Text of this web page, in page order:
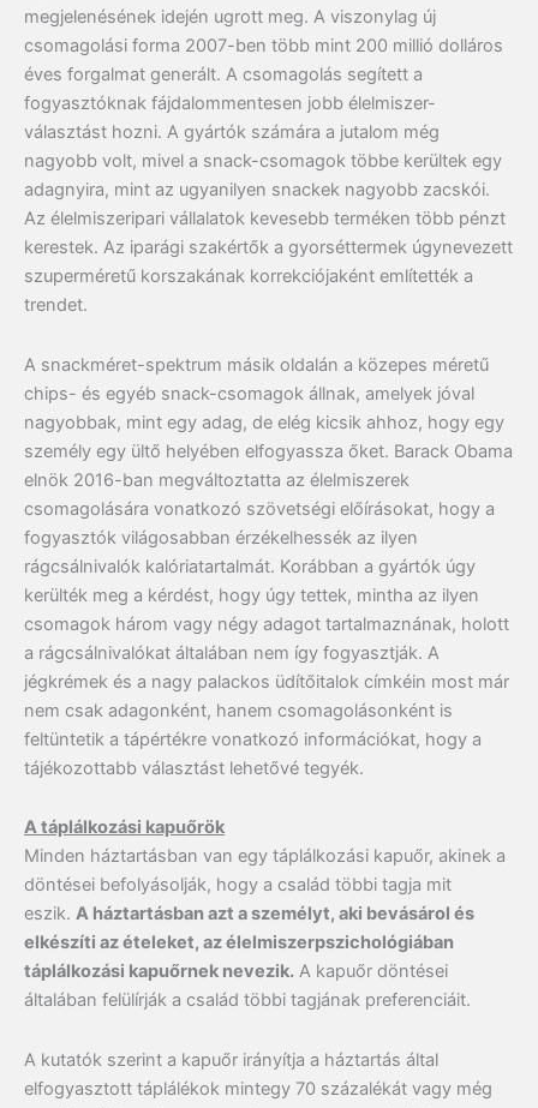
megjelenésének idején ugrott meg. A viszonylag új
csomagolási forma 2007-ben több mint 200 millió dolláros
éves forgalmat generált. A csomagolás segített a
fogyasztóknak fájdalommentesen jobb élelmiszer-
választást hozni. A gyártók számára a jutalom még
nagyobb volt, mivel a snack-csomagok többe kerültek egy
adagnyira, mint az ugyanilyen snackek nagyobb zacskói.
Az élelmiszeripari vállalatok kevesebb terméken több pénzt
kerestek. Az iparági szakértők a gyorséttermek úgynevezett
szuperméretű korszakának korrekciójaként említették a
trendet.
A snackméret-spektrum másik oldalán a közepes méretű
chips- és egyéb snack-csomagok állnak, amelyek jóval
nagyobbak, mint egy adag, de elég kicsik ahhoz, hogy egy
személy egy ültő helyében elfogyassza őket. Barack Obama
elnök 2016-ban megváltoztatta az élelmiszerek
csomagolására vonatkozó szövetségi előírásokat, hogy a
fogyasztók világosabban érzékelhessék az ilyen
rágcsálnivalók kalóriatartalmát. Korábban a gyártók úgy
kerülték meg a kérdést, hogy úgy tettek, mintha az ilyen
csomagok három vagy négy adagot tartalmaznának, holott
a rágcsálnivalókat általában nem így fogyasztják. A
jégkrémek és a nagy palackos üdítőitalok címkéin most már
nem csak adagonként, hanem csomagolásonként is
feltüntetik a tápértékre vonatkozó információkat, hogy a
tájékozottabb választást lehetővé tegyék.
A táplálkozási kapuőrök
Minden háztartásban van egy táplálkozási kapuőr, akinek a
döntései befolyásolják, hogy a család többi tagja mit
eszik. A háztartásban azt a személyt, aki bevásárol és
elkészíti az ételeket, az élelmiszerpszichológiában
táplálkozási kapuőrnek nevezik. A kapuőr döntései
általában felülírják a család többi tagjának preferenciáit.
A kutatók szerint a kapuőr irányítja a háztartás által
elfogyasztott táplálékok mintegy 70 százalékát vagy még